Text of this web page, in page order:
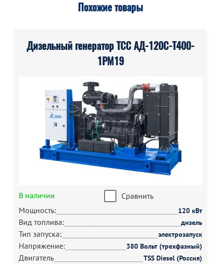
Похожие товары
Дизельный генератор ТСС АД-120С-Т400-
1РМ19
В наличии
Сравнить
Мощность:
120 кВт
Вид топлива: дизель
Тип запуска: электрозапуск
Напряжение: 380 Вольт (трехфазный)
Двигатель TSS Diesel (Россия)